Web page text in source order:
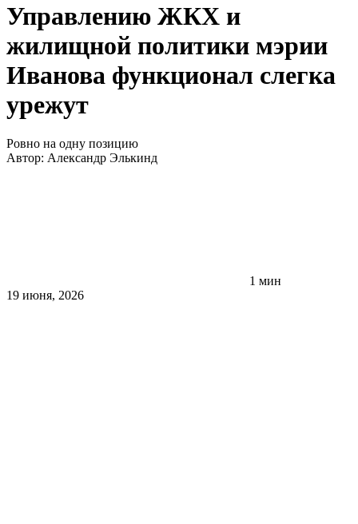
Управлению ЖКХ и
жилищной политики мэрии
Иванова функционал слегка
урежут
Ровно на одну позицию
Автор: Александр Элькинд
1 мин
19 июня, 2026